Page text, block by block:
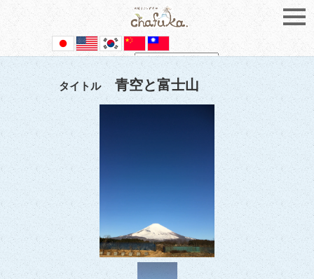
Powered by Translate
タイトル 青空と富士山